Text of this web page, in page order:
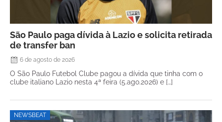
São Paulo paga dívida à Lazio e solicita retirada
de transfer ban
6 de agosto de 2026
O São Paulo Futebol Clube pagou a dívida que tinha com o
clube italiano Lazio nesta 4ª feira (5.ago.2026) e […]
NEWSBEAT